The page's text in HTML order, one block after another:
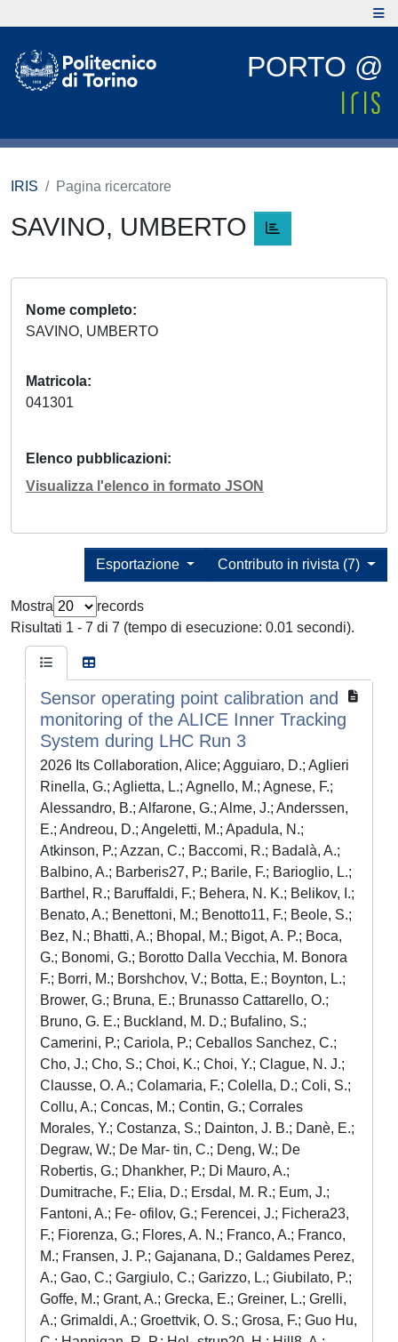
PORTO @
IRIS Pagina ricercatore
SAVINO, UMBERTO
Nome completo
SAVINO, UMBERTO
Matricola
041301
Elenco pubblicazioni
Visualizza l'elenco in formato JSON
Contributo in rivista (7)
Esportazione
Mostra
records
Risultati 1 - 7 di 7 (tempo di esecuzione: 0.01 secondi).
Sensor operating point calibration and
monitoring of the ALICE Inner Tracking
System during LHC Run 3
2026 Its Collaboration, Alice; Agguiaro, D.; Aglieri
Rinella, G.; Aglietta, L.; Agnello, M.; Agnese, F.;
Alessandro, B.; Alfarone, G.; Alme, J.; Anderssen,
E.; Andreou, D.; Angeletti, M.; Apadula, N.;
Atkinson, P.; Azzan, C.; Baccomi, R.; Badalà, A.;
Balbino, A.; Barberis27, P.; Barile, F.; Barioglio, L.;
Barthel, R.; Baruffaldi, F.; Behera, N. K.; Belikov, I.;
Benato, A.; Benettoni, M.; Benotto11, F.; Beole, S.;
Bez, N.; Bhatti, A.; Bhopal, M.; Bigot, A. P.; Boca,
G.; Bonomi, G.; Borotto Dalla Vecchia, M. Bonora
F.; Borri, M.; Borshchov, V.; Botta, E.; Boynton, L.;
Brower, G.; Bruna, E.; Brunasso Cattarello, O.;
Bruno, G. E.; Buckland, M. D.; Bufalino, S.;
Camerini, P.; Cariola, P.; Ceballos Sanchez, C.;
Cho, J.; Cho, S.; Choi, K.; Choi, Y.; Clague, N. J.;
Clausse, O. A.; Colamaria, F.; Colella, D.; Coli, S.;
Collu, A.; Concas, M.; Contin, G.; Corrales
Morales, Y.; Costanza, S.; Dainton, J. B.; Danè, E.;
Degraw, W.; De Mar- tin, C.; Deng, W.; De
Robertis, G.; Dhankher, P.; Di Mauro, A.;
Dumitrache, F.; Elia, D.; Ersdal, M. R.; Eum, J.;
Fantoni, A.; Fe- ofilov, G.; Ferencei, J.; Fichera23,
F.; Fiorenza, G.; Flores, A. N.; Franco, A.; Franco,
M.; Fransen, J. P.; Gajanana, D.; Galdames Perez,
A.; Gao, C.; Gargiulo, C.; Garizzo, L.; Giubilato, P.;
Goffe, M.; Grant, A.; Grecka, E.; Greiner, L.; Grelli,
A.; Grimaldi, A.; Groettvik, O. S.; Grosa, F.; Guo Hu,